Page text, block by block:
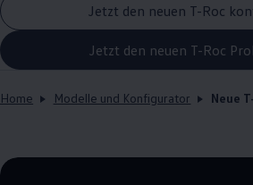
Jetzt den neuen T-Roc
Jetzt den neuen T-Roc
Home Modelle und Konfigurator Neue